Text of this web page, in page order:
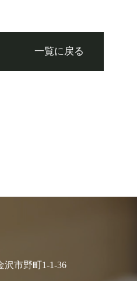
一覧に戻る
沢市野町1-1-36